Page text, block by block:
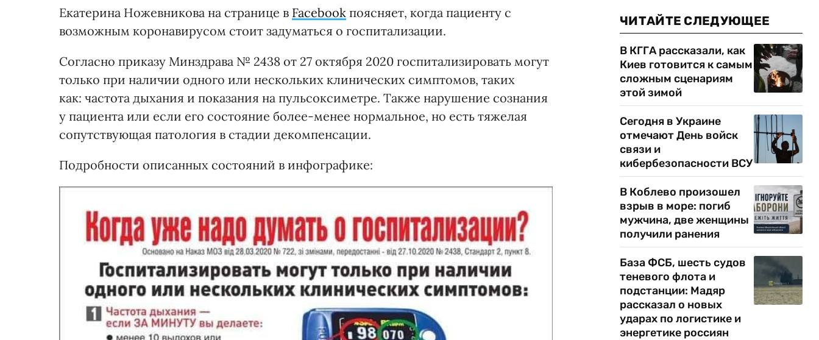
Екатерина Ножевникова на странице в Facebook поясняет, когда пациенту с
возможным коронавирусом стоит задуматься о госпитализации.
Согласно приказу Минздрава № 2438 от 27 октября 2020 госпитализировать могут
только при наличии одного или нескольких клинических симптомов, таких
как: частота дыхания и показания на пульсоксиметре. Также нарушение сознания
у пациента или если его состояние более-менее нормальное, но есть тяжелая
сопутствующая патология в стадии декомпенсации.
Подробности описанных состояний в инфографике:
ЧИТАЙТЕ СЛЕДУЮЩЕЕ
В КГГА рассказали, как
Киев готовится к самым
сложным сценариям
этой зимой
Сегодня в Украине
отмечают День войск
связи и
кибербезопасности ВСУ
В Коблево произошел
взрыв в море: погиб
мужчина, две женщины
получили ранения
База ФСБ, шесть судов
теневого флота и
подстанции: Мадяр
рассказал о новых
ударах по логистике и
энергетике россиян